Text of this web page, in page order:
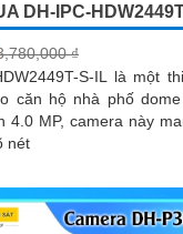
DH-IPC-
₫
S-IL là một
hộ nhà phố dome kim
4.0 MP, camera này
nét